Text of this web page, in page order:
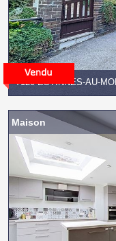
7120 ESTINNES-AU-
Maison